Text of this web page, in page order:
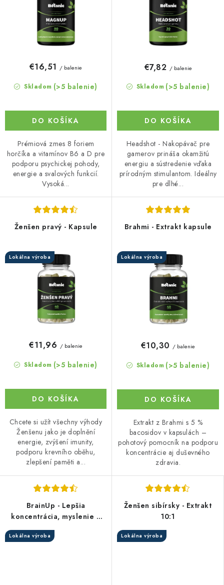
Skladom (>5 balenie)
€16,51 / balenie
DO KOŠÍKA
Prémiová zmes 8 foriem
horčíka a vitamínov B6 a D pre
podporu psychickej pohody,
energie a svalových funkcií.
Vysoká...
Skladom (>5 balenie)
€7,82 / balenie
DO KOŠÍKA
Headshot - Nakopávač pre
gamerov prináša okamžitú
energiu a sústredenie vďaka
prírodným stimulantom. Ideálny
pre dlhé...
Ženšen pravý - Kapsule
Lokálna výroba
Skladom (>5 balenie)
€11,96 / balenie
DO KOŠÍKA
Chcete si užít všechny výhody
Ženšenu jako je doplnění
energie, zvýšení imunity,
podporu krevního oběhu,
zlepšení paměti a...
Brahmi - Extrakt kapsule
Lokálna výroba
Skladom (>5 balenie)
€10,30 / balenie
DO KOŠÍKA
Extrakt z Brahmi s 5 %
bacosidov v kapsulách –
pohotový pomocník na podporu
koncentrácie aj duševného
zdravia.
BrainUp - Lepšia
koncentrácia, myslenie a
Lokálna výroba
Ženšen sibírsky - Extrakt
10:1
Lokálna výroba